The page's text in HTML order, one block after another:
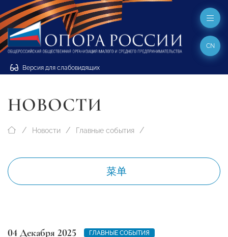
Версия для слабовидящих
CN
НОВОСТИ
Новости Главные события
菜单
04 Декабря 2025 ГЛАВНЫЕ СОБЫТИЯ